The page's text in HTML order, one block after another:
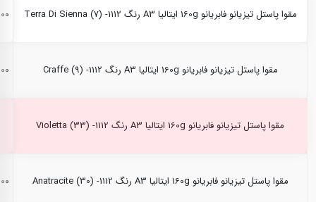
مقوا پاستل تیزیانو فابریانو 160g ایتالیا A3 رنگ Terra Di Sienna (7) -1112
مقوا پاستل تیزیانو فابریانو 160g ایتالیا A3 رنگ Craffe (9) -1112
مقوا پاستل تیزیانو فابریانو 160g ایتالیا A3 رنگ Violetta (33) -1112
مقوا پاستل تیزیانو فابریانو 160g ایتالیا A3 رنگ Anatracite (30) -1112